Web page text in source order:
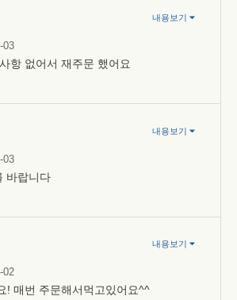
03
내용보기
항 없어서 재주문 했어요
03
내용보기
바랍니다
02
내용보기
! 매번 주문해서먹고있어요^^